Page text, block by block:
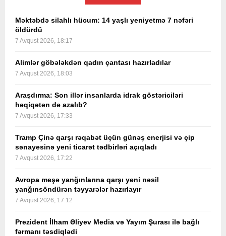
Məktəbdə silahlı hücum: 14 yaşlı yeniyetmə 7 nəfəri
öldürdü
7 Avqust 2026, 18:17
Alimlər göbələkdən qadın çantası hazırladılar
7 Avqust 2026, 18:03
Araşdırma: Son illər insanlarda idrak göstəriciləri
həqiqətən də azalıb?
7 Avqust 2026, 17:33
Tramp Çinə qarşı rəqabət üçün günəş enerjisi və çip
sənayesinə yeni ticarət tədbirləri açıqladı
7 Avqust 2026, 17:22
Avropa meşə yanğınlarına qarşı yeni nəsil
yanğınsöndürən təyyarələr hazırlayır
7 Avqust 2026, 17:12
Prezident İlham Əliyev Media və Yayım Şurası ilə bağlı
fərmanı təsdiqlədi